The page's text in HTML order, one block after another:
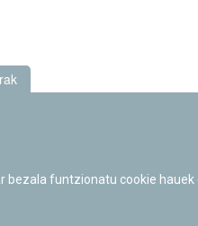
funtzionatu cookie hauek